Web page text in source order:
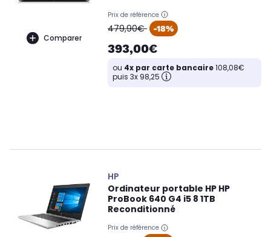
Comparer
Prix de référence
oldPrice
479,90€ -18%
393,00€
ou 4x par carte bancaire108,08€
puis 3x 98,25
HP
Ordinateur portable HP HP
ProBook 640 G4 i5 8 1TB
Reconditionné
Prix de référence